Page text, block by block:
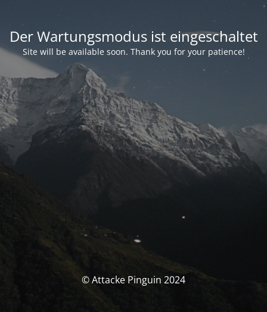
Der Wartungsmodus ist eingeschaltet
Site will be available soon. Thank you for your patience!
© Attacke Pinguin 2024